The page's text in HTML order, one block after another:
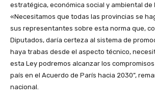
estratégica, económica social y ambiental de
«Necesitamos que todas las provincias se
sus representantes sobre esta norma que,
Diputados, daría certeza al sistema de
haya trabas desde el aspecto técnico,
esta Ley podremos alcanzar los
país en el Acuerdo de París hacia 2030”,
nacional.